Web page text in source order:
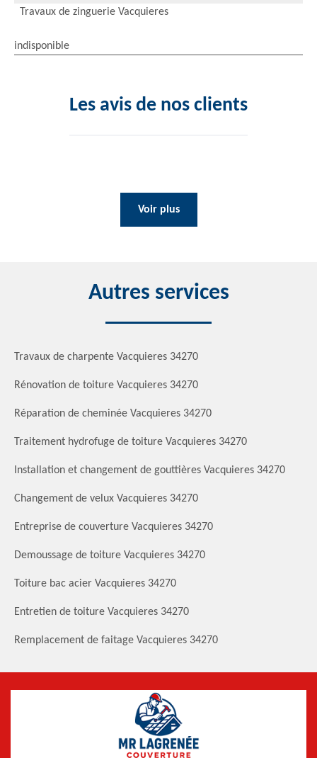
Travaux de zinguerie Vacquieres
indisponible
Les avis de nos clients
Voir plus
Autres services
Travaux de charpente Vacquieres 34270
Rénovation de toiture Vacquieres 34270
Réparation de cheminée Vacquieres 34270
Traitement hydrofuge de toiture Vacquieres 34270
Installation et changement de gouttières Vacquieres 34270
Changement de velux Vacquieres 34270
Entreprise de couverture Vacquieres 34270
Demoussage de toiture Vacquieres 34270
Toiture bac acier Vacquieres 34270
Entretien de toiture Vacquieres 34270
Remplacement de faitage Vacquieres 34270